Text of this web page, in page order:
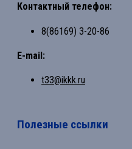
Контактный телефон:
8(86169) 3-20-86
E-mail:
t33@ikkk.ru
Полезные ссылки